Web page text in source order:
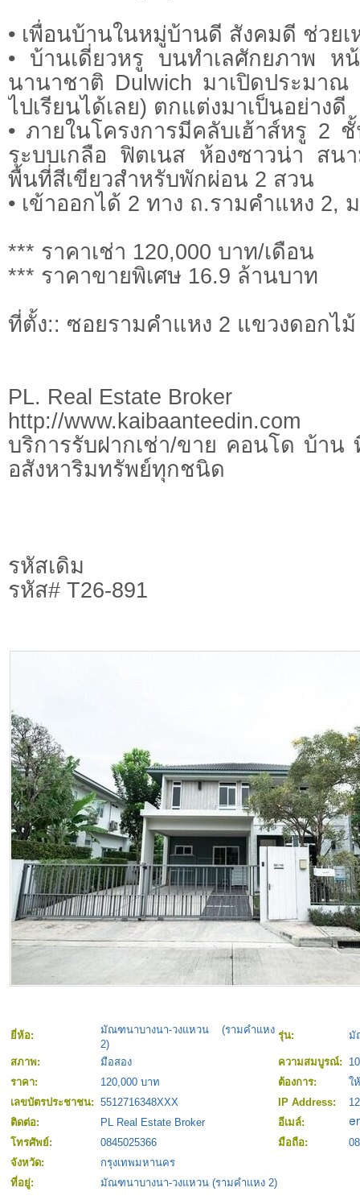
• เพื่อนบ้านในหมู่บ้านดี สังคมดี ช่วย
• บ้านเดี่ยวหรู บนทำเลศักยภาพ หน้
นานาชาติ Dulwich มาเปิดประมาณ
ไปเรียนได้เลย) ตกแต่งมาเป็นอย่างดี
• ภายในโครงการมีคลับเฮ้าส์หรู 2
ระบบเกลือ ฟิตเนส ห้องซาวน่า สน
พื้นที่สีเขียวสำหรับพักผ่อน 2 สวน
• เข้าออกได้ 2 ทาง ถ.รามคำแหง 2, ม
*** ราคาเช่า 120,000 บาท/เดือน
*** ราคาขายพิเศษ 16.9 ล้านบาท
ที่ตั้ง:: ซอยรามคำแหง 2 แขวงดอกไม้
PL. Real Estate Broker
http://www.kaibaanteedin.com
บริการรับฝากเช่า/ขาย คอนโด บ้าน
อสังหาริมทรัพย์ทุกชนิด
รหัสเดิม
รหัส# T26-891
ยี่ห้อ:
มัณฑนาบางนา-วงแหวน (รามคำแหง
2)
รุ่น: มั
สภาพ: มือสอง ความสมบูรณ์:
ราคา:
120,000 บาท ต้องการ:
ใ
เลขบัตรประชาชน: 5512716348XXX IP Address:
ติดต่อ:
PL Real Estate Broker
อีเมล์:
โทรศัพย์:
0845025366 มือถือ:
จังหวัด:
กรุงเทพมหานคร
ที่อยู่:
มัณฑนาบางนา-วงแหวน (รามคำแหง 2)